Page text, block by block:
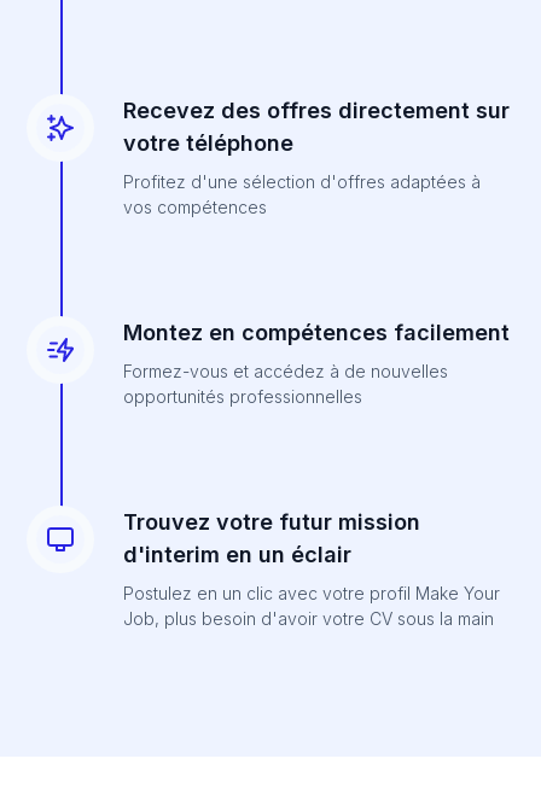
Recevez des offres directement sur
votre téléphone
Profitez d'une sélection d'offres adaptées à
vos compétences
Montez en compétences facilement
Formez-vous et accédez à de nouvelles
opportunités professionnelles
Trouvez votre futur mission
d'interim en un éclair
Postulez en un clic avec votre profil Make Your
Job, plus besoin d'avoir votre CV sous la main